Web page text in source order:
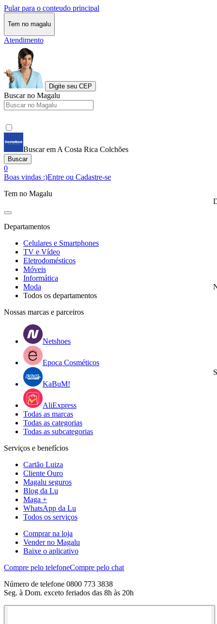
Pular para o conteudo principal
Tem no magalu
Atendimento
Digite seu CEP
Buscar no Magalu
Buscar em A Costa Rica Colchões
Buscar
0
Boas vindas :)Entre ou Cadastre-se
Tem no Magalu
Departamentos
Celulares e Smartphones
TV e Vídeo
Eletrodomésticos
Móveis
Informática
Moda
Todos os departamentos
Nossas marcas e parceiros
Netshoes
Epoca Cosméticos
KaBuM!
AliExpress
Todas as marcas
Todas as categorias
Todas as subcategorias
Serviços e benefícios
Cartão Luiza
Cliente Ouro
Magalu seguros
Blog da Lu
Maga +
WhatsApp da Lu
Todos os serviços
Comprar na loja
Vender no Magalu
Baixe o aplicativo
Compre pelo telefoneCompre pelo chat
Número de telefone 0800 773 3838
Seg. à Dom. exceto feriados das 8h às 20h